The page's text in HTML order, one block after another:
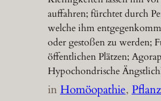
auffahren; fürchtet durch
welche ihm
oder gestoßen zu werden;
öffentlichen Plätzen;
Hypochondrische
inHomöopathie,